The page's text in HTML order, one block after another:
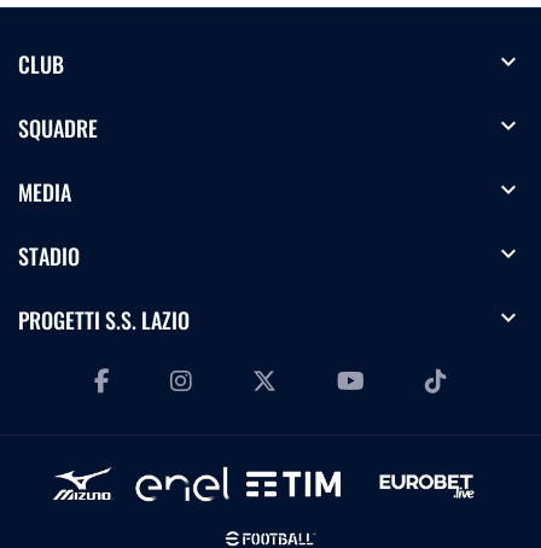
CLUB expand_more
SQUADRE expand_more
MEDIA expand_more
STADIO expand_more
PROGETTI S.S. LAZIO expand_more